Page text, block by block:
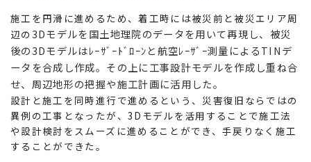
海外事業
NISEKO PROJECTS
閉じる
施工を円滑に進めるため、着工時には被災前と被災エリア周
辺の 3Dモデルを国土地理院のデータを用いて再現し、被災
後の3Dモデルはﾚｰｻﾞｰﾄﾞﾛｰﾝと航空ﾚｰｻﾞｰ測量によるTINデ
ータを合成し作成。その上に工事設計モデルを作成し重ね合
せ、周辺地形の把握や施工計画に活用した。
設計と施工を同時進行で進めるという、災害復旧ならではの
異例の工事となったが、 3Dモデルを活用することで施工法
や設計検討をスムーズに進めることができ、手戻りなく施工
することができた。